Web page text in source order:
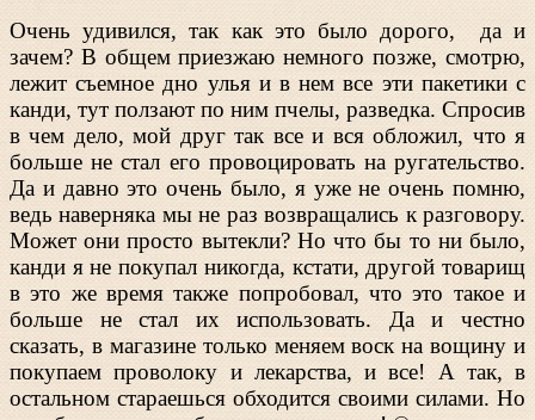
Очень удивился, так как это было дорого, да и
зачем? В общем приезжаю немного позже, смотрю,
лежит съемное дно улья и в нем все эти пакетики с
канди, тут ползают по ним пчелы, разведка. Спросив
в чем дело, мой друг так все и вся обложил, что я
больше не стал его провоцировать на ругательство.
Да и давно это очень было, я уже не очень помню,
ведь наверняка мы не раз возвращались к разговору.
Может они просто вытекли? Но что бы то ни было,
канди я не покупал никогда, кстати, другой товарищ
в это же время также попробовал, что это такое и
больше не стал их использовать. Да и честно
сказать, в магазине только меняем воск на вощину и
покупаем проволоку и лекарства, и все! А так, в
остальном стараешься обходится своими силами. Но